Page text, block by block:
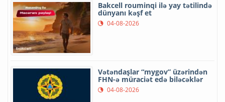
Bakcell rouminqi ilə yay tətilində
dünyanı kəşf et
04-08-2026
Vətəndaşlar “mygov” üzərindən
FHN-ə müraciət edə biləcəklər
04-08-2026